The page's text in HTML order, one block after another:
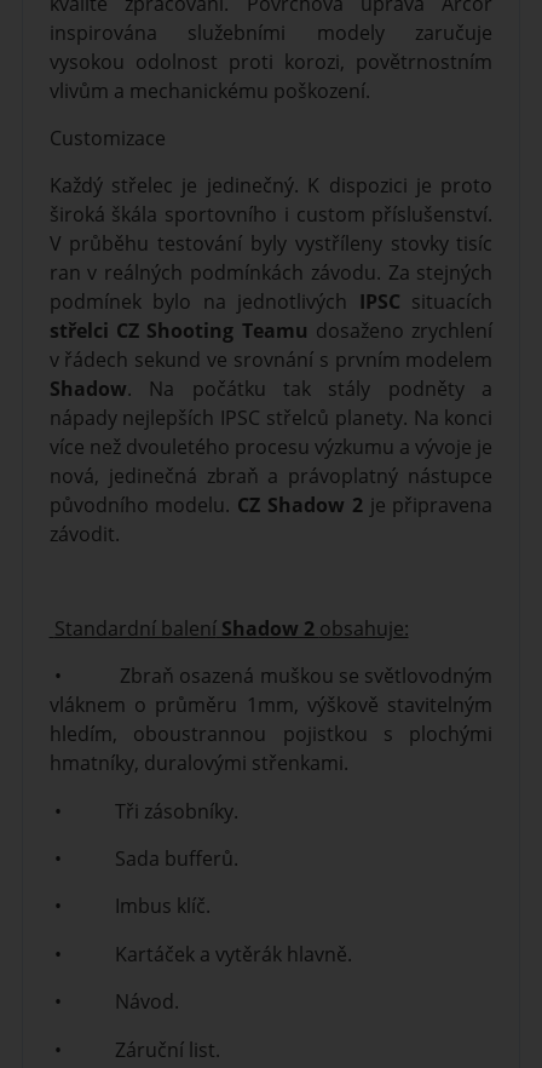
inspirována služebními modely zaručuje
vysokou odolnost proti korozi, povětrnostním
vlivům a mechanickému poškození.
Customizace
Každý střelec je jedinečný. K dispozici je proto
široká škála sportovního i custom příslušenství.
V průběhu testování byly vystříleny stovky tisíc
ran v reálných podmínkách závodu. Za stejných
podmínek bylo na jednotlivých IPSC situacích
střelci CZ Shooting Teamu dosaženo zrychlení
v řádech sekund ve srovnání s prvním modelem
Shadow. Na počátku tak stály podněty a
nápady nejlepších IPSC střelců planety. Na konci
více než dvouletého procesu výzkumu a vývoje je
nová, jedinečná zbraň a právoplatný nástupce
původního modelu. CZ Shadow 2je připravena
závodit.
Standardní baleníShadow 2 obsahuje:
• Zbraň osazená muškou se světlovodným
vláknem o průměru 1mm, výškově stavitelným
hledím, oboustrannou pojistkou s plochými
hmatníky, duralovými střenkami.
• Tři zásobníky.
• Sada bufferů.
• Imbus klíč.
• Kartáček a vytěrák hlavně.
• Návod.
• Záruční list.